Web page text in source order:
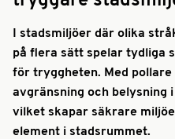
I stadsmiljöer där olika
på flera sätt spelar tydliga
för tryggheten. Med pollare
avgränsning och belysning
vilket skapar säkrare
element i stadsrummet.